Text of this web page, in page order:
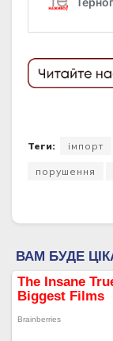
Теги: імпорт
порушення